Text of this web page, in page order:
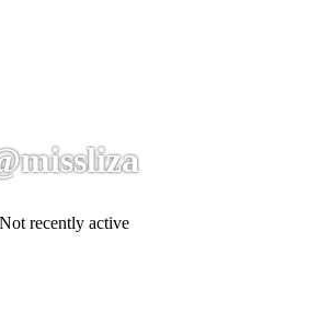
Not recently active